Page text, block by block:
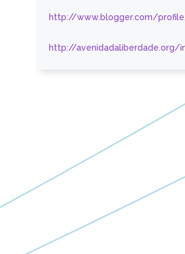
http://www.blogger.com/profile/
http://avenidadaliberdade.org/